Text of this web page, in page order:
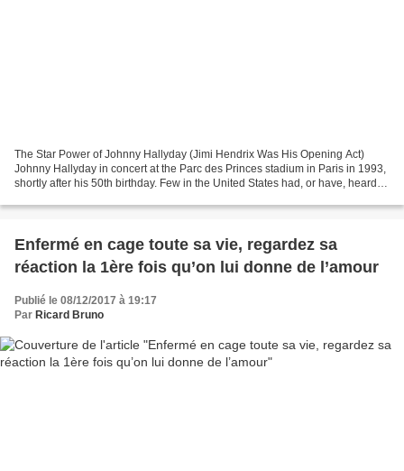
The Star Power of Johnny Hallyday (Jimi Hendrix Was His Opening Act)
Johnny Hallyday in concert at the Parc des Princes stadium in Paris in 1993,
shortly after his 50th birthday. Few in the United States had, or have, heard of
Enfermé en cage toute sa vie, regardez sa
réaction la 1ère fois qu’on lui donne de l’amour
Publié le 08/12/2017 à 19:17
Par Ricard Bruno